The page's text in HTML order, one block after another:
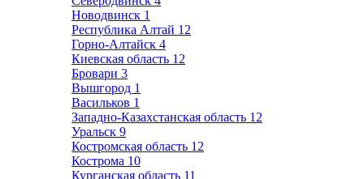
Новодвинск 1
Республика Алтай 12
Горно-Алтайск 4
Киевская область 12
Бровари 3
Вышгород 1
Васильков 1
Западно-Казахстанская область 12
Уральск 9
Костромская область 12
Кострома 10
Курганская область 11